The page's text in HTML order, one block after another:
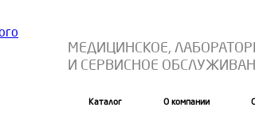
МЕДИЦИНСКОЕ,
И СЕРВИСНОЕ
Каталог О компании